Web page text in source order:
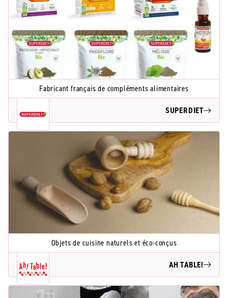
Fabricant français de compléments alimentaires
SUPERDIET
Objets de cuisine naturels et éco-conçus
AH TABLE!